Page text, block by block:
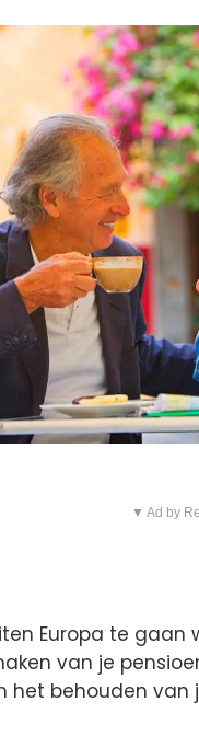
▼ Ad by
Europa te gaan
van je
het behouden van